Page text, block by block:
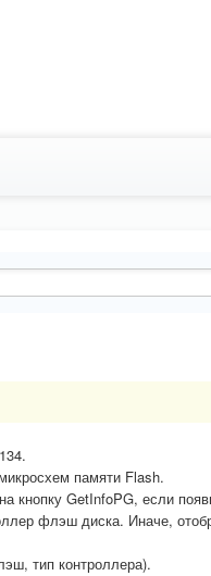
памяти Flash.
кнопку GetInfoPG, если
флэш диска. Иначе,
тип контроллера).